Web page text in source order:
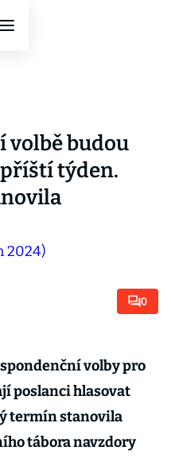
volbě budou
týden.
0
volby pro
poslanci hlasovat
termín stanovila
tábora navzdory